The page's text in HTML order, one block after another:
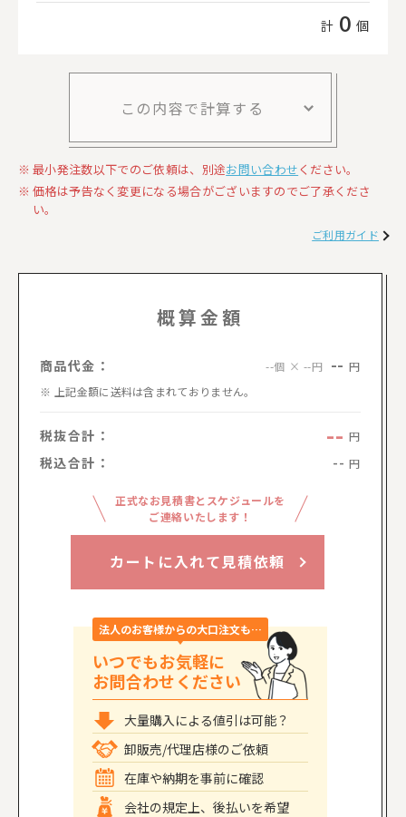
計 0 個
この内容で計算する
最小発注数以下でのご依頼は、別途お問い合わせください。
価格は予告なく変更になる場合がございますのでご了承くださ
い。
ご利用ガイド
概算金額
商品代金： --個 × --円 -- 円
上記金額に送料は含まれておりません。
税抜合計： -- 円
税込合計： -- 円
正式なお見積書とスケジュールを
ご連絡いたします！
カートに入れて見積依頼
法人のお客様からの大口注文も…
いつでもお気軽に
お問合わせください
大量購入による値引は可能？
卸販売/代理店様のご依頼
在庫や納期を事前に確認
会社の規定上、後払いを希望